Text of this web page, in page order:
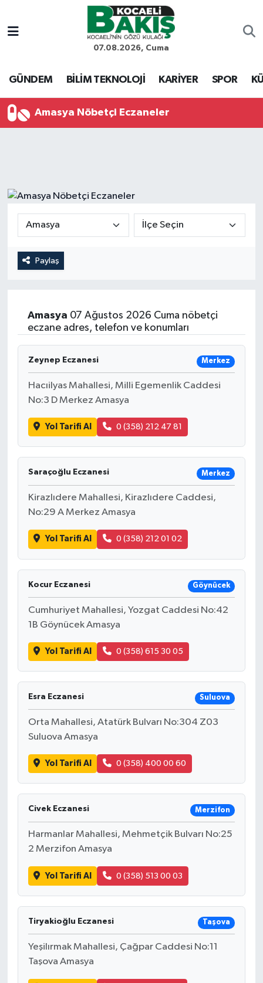
07.08.2026, Cuma
GÜNDEM BİLİM TEKNOLOJİ KARİYER SPOR
Amasya Nöbetçi Eczaneler
Paylaş
Amasya 07 Ağustos 2026 Cuma nöbetçi
eczane adres, telefon ve konumları
Zeynep Eczanesi Merkez
Hacıilyas Mahallesi, Milli Egemenlik Caddesi
No:3 D Merkez Amasya
Yol Tarifi Al 0 (358) 212 47 81
Saraçoğlu Eczanesi Merkez
Kirazlıdere Mahallesi, Kirazlıdere Caddesi,
No:29 A Merkez Amasya
Yol Tarifi Al 0 (358) 212 01 02
Kocur Eczanesi Göynücek
Cumhuriyet Mahallesi, Yozgat Caddesi No:42
1B Göynücek Amasya
Yol Tarifi Al 0 (358) 615 30 05
Esra Eczanesi Suluova
Orta Mahallesi, Atatürk Bulvarı No:304 Z03
Suluova Amasya
Yol Tarifi Al 0 (358) 400 00 60
Civek Eczanesi Merzifon
Harmanlar Mahallesi, Mehmetçik Bulvarı No:25
2 Merzifon Amasya
Yol Tarifi Al 0 (358) 513 00 03
Tiryakioğlu Eczanesi Taşova
Yeşilırmak Mahallesi, Çağpar Caddesi No:11
Taşova Amasya
Kocaeli Nöbetçi Eczaneler
Kocaeli Hava Durumu
Son Dakika Haberleri
Haber Arşivi